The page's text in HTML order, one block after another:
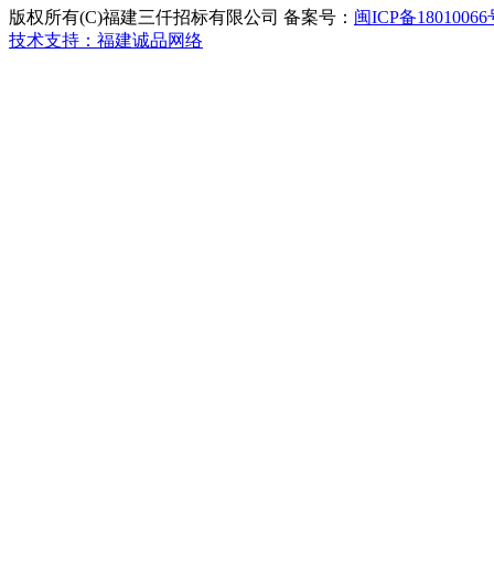
版权所有(C)福建三仟招标有限公司 备案号： 闽ICP备18010066
技术支持：福建诚品网络